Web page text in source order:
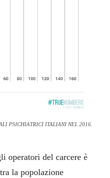
PSICHIATRICI ITALIANI NEL 2016.
operatori del carcere è
la popolazione